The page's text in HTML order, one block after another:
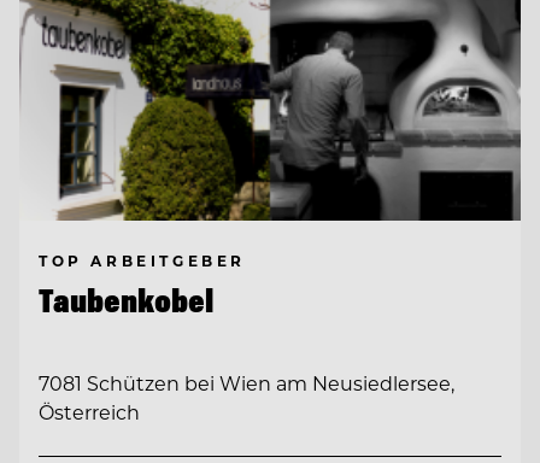
TOP ARBEITGEBER
Taubenkobel
7081 Schützen bei Wien am Neusiedlersee,
Österreich